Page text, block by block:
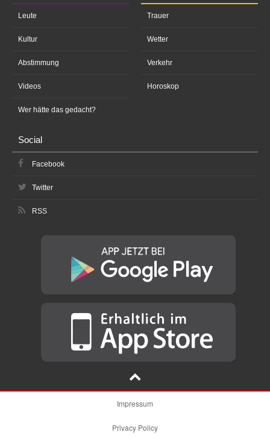
Leute
Kultur
Abstimmung
Videos
Wer hätte das gedacht?
Trauer
Wetter
Verkehr
Horoskop
Social
Facebook
Twitter
RSS
Impressum
Privacy Policy